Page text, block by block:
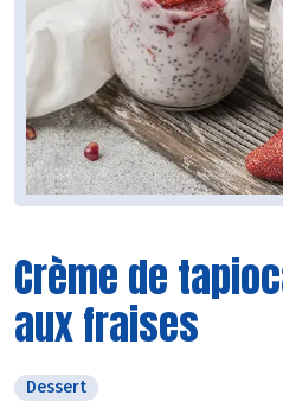
Crème de
aux fraises
Dessert